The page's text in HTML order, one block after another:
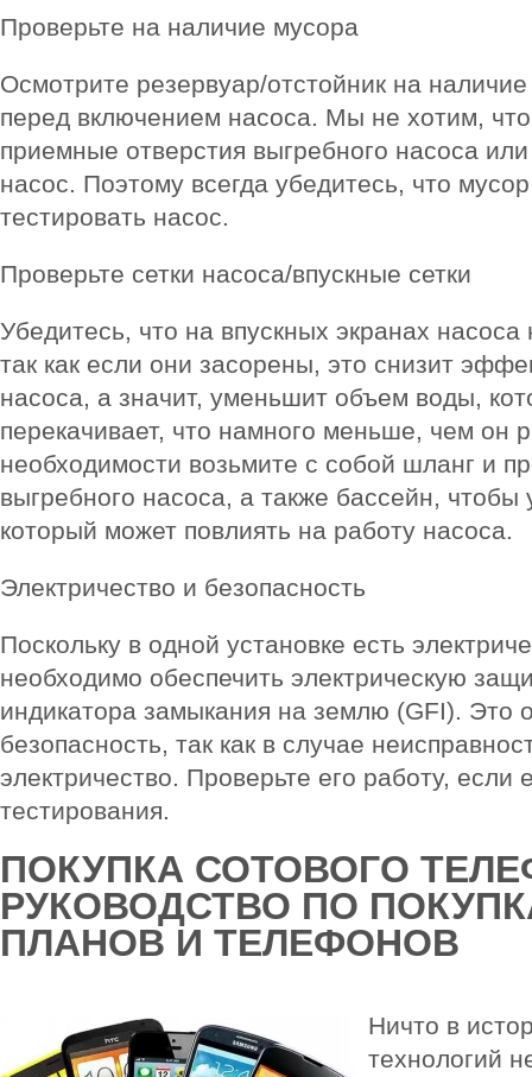
Проверьте на наличие мусора
Осмотрите резервуар/отстойник на
перед включением насоса. Мы не хотим,
приемные отверстия выгребного насоса
насос. Поэтому всегда убедитесь, что
тестировать насос.
Проверьте сетки насоса/впускные сетки
Убедитесь, что на впускных экранах насоса
так как если они засорены, это снизит
насоса, а значит, уменьшит объем воды,
перекачивает, что намного меньше, чем он
необходимости возьмите с собой шланг и
выгребного насоса, а также бассейн, чтобы
который может повлиять на работу насоса.
Электричество и безопасность
Поскольку в одной установке есть
необходимо обеспечить электрическую
индикатора замыкания на землю (GFI). Это
безопасность, так как в случае
электричество. Проверьте его работу, если
тестирования.
ПОКУПКА СОТОВОГО
РУКОВОДСТВО ПО
ПЛАНОВ И ТЕЛЕФОНОВ
Ничто в
технологий